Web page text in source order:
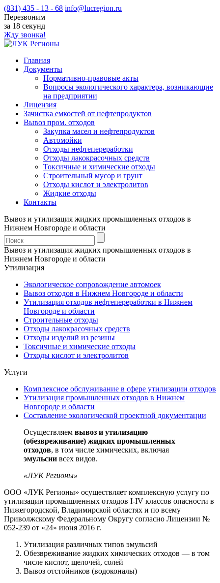
(831) 435 - 13 - 68 info@lucregion.ru
Перезвоним
за 18 секунд
Жду звонка!
Главная
Документы
Нормативно-правовые акты
Вопросы экологического характера, возникающие
на предприятии
Лицензия
Зачистка емкостей от нефтепродуктов
Вывоз пром. отходов
Закупка масел и нефтепродуктов
Автомойки
Отходы нефтепереработки
Отходы лакокрасочных средств
Токсичные и химические отходы
Cтроительный мусор и грунт
Отходы кислот и электролитов
Жидкие отходы
Контакты
Вывоз и утилизация жидких промышленных отходов в
Нижнем Новгороде и области
Вывоз и утилизация жидких промышленных отходов в
Нижнем Новгороде и области
Утилизация
Экологическое сопровождение автомоек
Вывоз отходов в Нижнем Новгороде и области
Утилизация отходов нефтепереработки в Нижнем
Новгороде и области
Строительные отходы
Отходы лакокрасочных средств
Отходы изделий из резины
Токсичные и химические отходы
Отходы кислот и электролитов
Услуги
Комплексное обслуживание в сфере утилизации отходов
Утилизация промышленных отходов в Нижнем
Новгороде и области
Составление экологической проектной документации
Осуществляем вывоз и утилизацию
(обезвреживание) жидких промышленных
отходов, в том числе химических, включая
эмульсии всех видов.
«ЛУК Регионы»
ООО «ЛУК Регионы» осуществляет комплексную услугу по
утилизации промышленных отходов I-IV классов опасности в
Нижегородской, Владимирской областях и по всему
Приволжскому Федеральному Округу согласно Лицензии №
052-239 от «24» июня 2016 г.
Утилизация различных типов эмульсий
Обезвреживание жидких химических отходов — в том
числе кислот, щелочей, солей
Вывоз отстойников (водоконалы)